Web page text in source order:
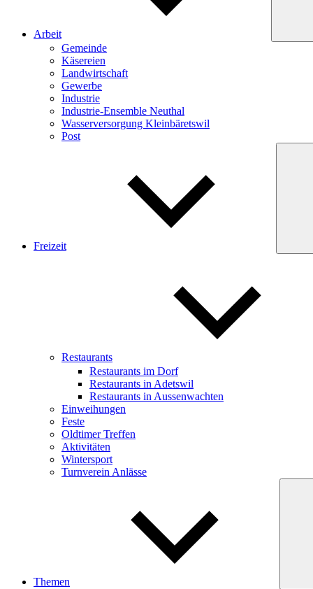
Arbeit
Gemeinde
Käsereien
Landwirtschaft
Gewerbe
Industrie
Industrie-Ensemble Neuthal
Wasserversorgung Kleinbäretswil
Post
Freizeit
Restaurants
Restaurants im Dorf
Restaurants in Adetswil
Restaurants in Aussenwachten
Einweihungen
Feste
Oldtimer Treffen
Aktivitäten
Wintersport
Turnverein Anlässe
Themen